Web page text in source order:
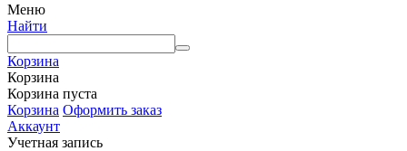
Меню
Найти
Корзина
Корзина
Корзина пуста
Корзина Оформить заказ
Аккаунт
Учетная запись